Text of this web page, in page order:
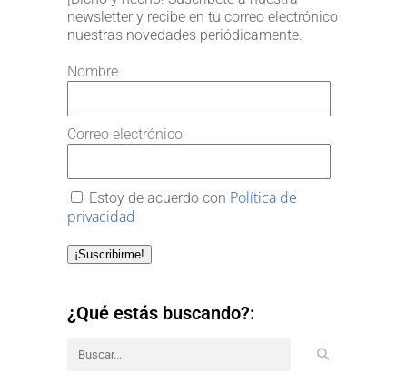
newsletter y recibe en tu correo electrónico
nuestras novedades periódicamente.
Nombre
Correo electrónico
Estoy de acuerdo con Política de
privacidad
¡Suscribirme!
¿Qué estás buscando?: